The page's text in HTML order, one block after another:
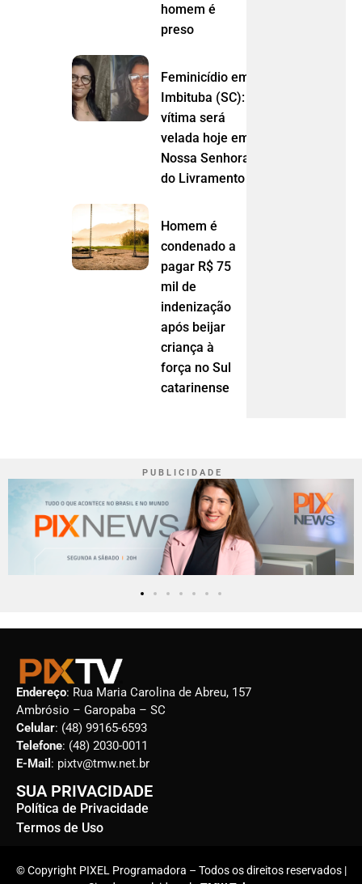
homem é
preso
Feminicídio em
Imbituba (SC):
vítima será
velada hoje em
Nossa Senhora
do Livramento (MT)
Homem é
condenado a
pagar R$ 75
mil de
indenização
após beijar
criança à
força no Sul
catarinense
P U B L I C I D A D E
Endereço: Rua Maria Carolina de Abreu, 157
Ambrósio – Garopaba – SC
Celular: (48) 99165-6593
Telefone: (48) 2030-0011
E-Mail : pixtv@tmw.net.br
SUA PRIVACIDADE
Política de Privacidade
Termos de Uso
© Copyright PIXEL Programadora – Todos os direitos reservados |